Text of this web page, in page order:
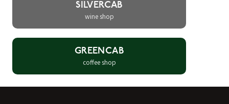
SILVERCAB
wine shop
GREENCAB
coffee shop